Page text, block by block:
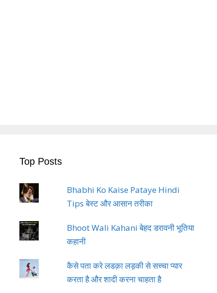
Top Posts
Bhabhi Ko Kaise Pataye Hindi
Tips बेस्ट और आसान तरीका
Bhoot Wali Kahani बेहद डरावनी भूतिया
कहानी
कैसे पता करे लडक़ा लड़की से सच्चा प्यार
करता है और शादी करना चाहता है